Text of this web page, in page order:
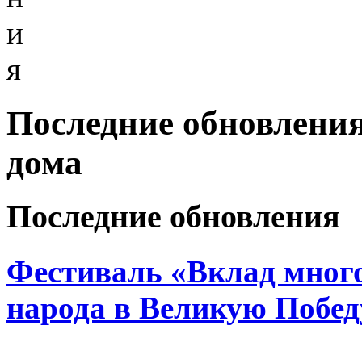
и
я
Последние
дома
Последние обновления
Фестиваль «Вклад
народа в Великую